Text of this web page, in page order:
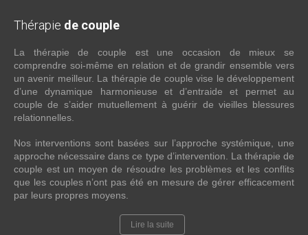
Thérapie de couple
La thérapie de couple est une occasion de mieux se
comprendre soi-même en relation et de grandir ensemble vers
un avenir meilleur. La thérapie de couple vise le développement
d’une dynamique harmonieuse et d’entraide et permet au
couple de s’aider mutuellement à guérir de vieilles blessures
relationnelles.
Nos interventions sont basées sur l’approche systémique, une
approche nécessaire dans ce type d’intervention. La thérapie de
couple est un moyen de résoudre les problèmes et les conflits
que les couples n’ont pas été en mesure de gérer efficacement
par leurs propres moyens.
Lire la suite